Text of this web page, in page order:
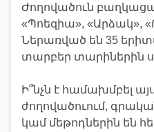
Ժողովածուն
«Պոեզիա», «Արձակ»,
Ներառված են 35
տարբեր տարիներին
Ի՞նչն է համախմբել
ժողովածուում,
կամ մեթոդներին են